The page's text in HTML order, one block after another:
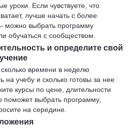
уроки. Если чувствуете, что
лучше начать с более
можно выбрать программу
обучаться с сообществом.
и определите свой
времени в неделю
на учебу и сколько готовы за нее
курсы по цене, длительности
выбрать программу,
на середине.